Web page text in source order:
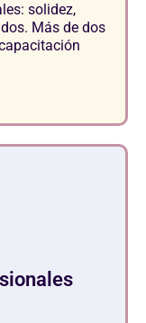
solidez,
Más de dos